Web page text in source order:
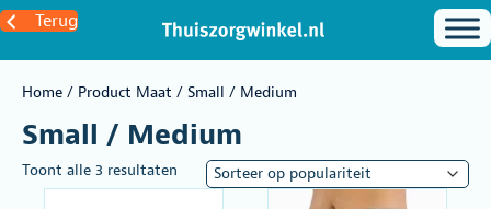
Terug
Home / Product Maat / Small / Medium
Small / Medium
Toont alle 3 resultaten Gesorteerd
op